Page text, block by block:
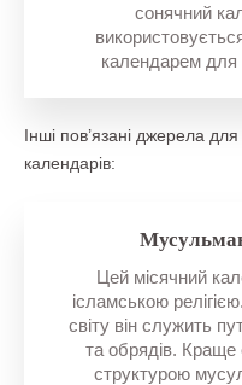
сонячний
календарем для
Інші пов’язані джерела
календарів:
Цей місячний
ісламською
світу він служить
та обрядів. Краще
структурою